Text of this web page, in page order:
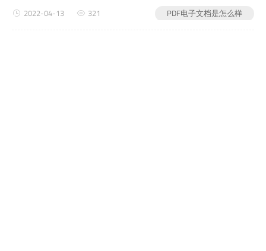
PDF电子文档是怎么样
2022-04-13 321